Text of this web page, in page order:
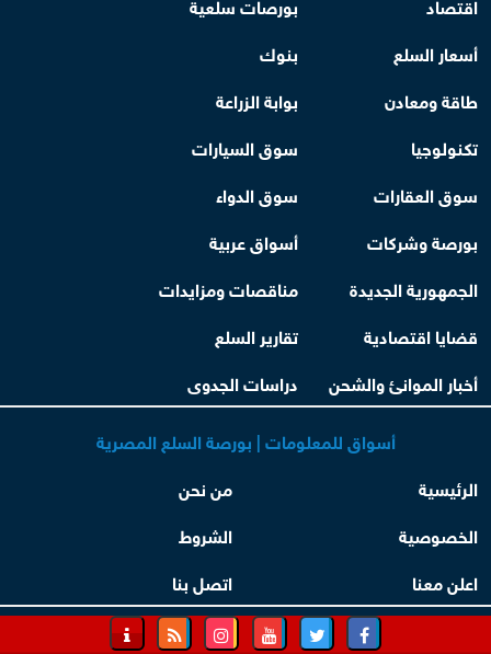
أسعار السلع
بنوك
طاقة ومعادن
بوابة الزراعة
تكنولوجيا
سوق السيارات
سوق العقارات
سوق الدواء
بورصة وشركات
أسواق عربية
الجمهورية الجديدة
مناقصات ومزايدات
قضايا اقتصادية
تقارير السلع
أخبار الموانئ والشحن
دراسات الجدوى
أسواق للمعلومات | بورصة السلع المصرية
الرئيسية
من نحن
الخصوصية
الشروط
اعلن معنا
اتصل بنا